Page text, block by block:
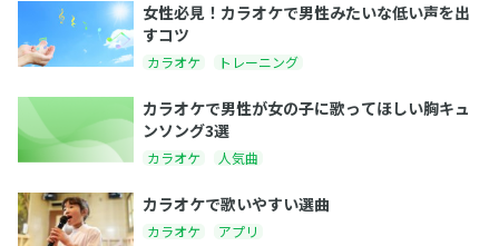
女性必見！カラオケで男性みたいな低い声を出
すコツ
カラオケ トレーニング
カラオケで男性が女の子に歌ってほしい胸キュ
ンソング3選
カラオケ 人気曲
カラオケで歌いやすい選曲
カラオケ アプリ